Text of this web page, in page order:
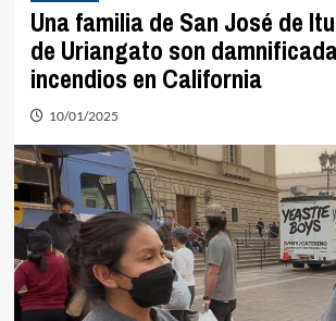
Una familia de San José de
de Uriangato son
incendios en California
10/01/2025